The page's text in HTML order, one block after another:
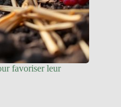
favoriser leur